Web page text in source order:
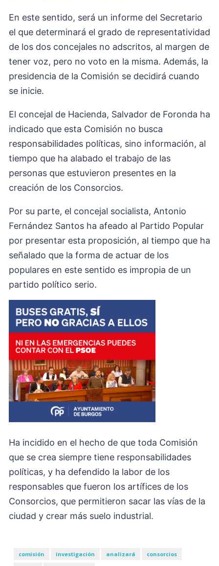
En este sentido, será un informe del Secretario
el que determinará el grado de representatividad
de los dos concejales no adscritos, al margen de
tener voz, pero no voto en la misma. Además, la
presidencia de la Comisión se decidirá cuando
se inicie.
El concejal de Hacienda, Salvador de Foronda ha
indicado que esta Comisión no busca
responsabilidades políticas, sino información, al
tiempo que ha alabado el trabajo de las
personas que estuvieron presentes en la
creación de los Consorcios.
Por su parte, el concejal socialista, Antonio
Fernández Santos ha afeado al Partido Popular
por presentar esta proposición, al tiempo que ha
señalado que la forma de actuar de los
populares en este sentido es impropia de un
partido político serio.
Ha incidido en el hecho de que toda Comisión
que se crea siempre tiene responsabilidades
políticas, y ha defendido la labor de los
responsables que fueron los artífices de los
Consorcios, que permitieron sacar las vías de la
ciudad y crear más suelo industrial.
comisión investigación analizará
consorcios